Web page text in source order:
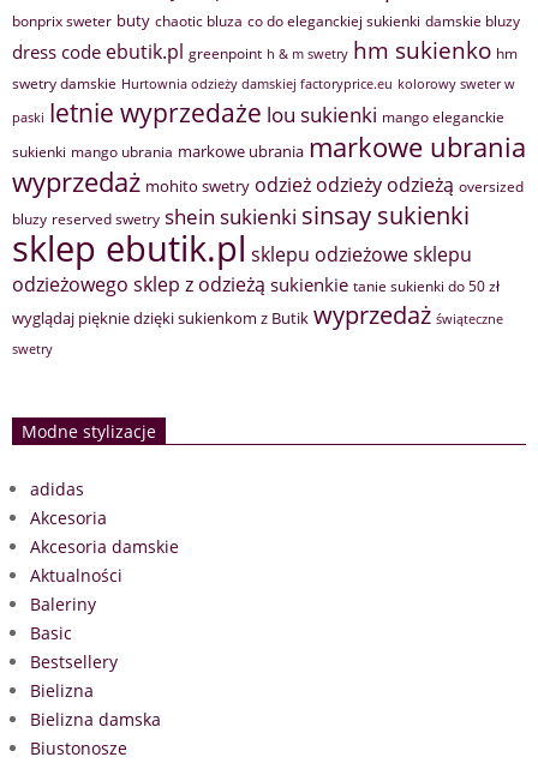
bonprix sweter buty chaotic bluza co do eleganckiej sukienki damskie bluzy
dress code ebutik.pl greenpoint h & m swetry hm sukienko hm
swetry damskie Hurtownia odzieży damskiej factoryprice.eu kolorowy sweter w
paski letnie wyprzedaże lou sukienki mango eleganckie
sukienki mango ubrania markowe ubrania markowe ubrania
wyprzedaż mohito swetry odzież odzieży odzieżą oversized
bluzy reserved swetry shein sukienki sinsay sukienki
sklep ebutik.pl sklepu odzieżowesklepu
odzieżowego sklep z odzieżą sukienkie tanie sukienki do 50 zł
wyglądaj pięknie dzięki sukienkom z Butik wyprzedaż świąteczne
swetry
Modne stylizacje
adidas
Akcesoria
Akcesoria damskie
Aktualności
Baleriny
Basic
Bestsellery
Bielizna
Bielizna damska
Biustonosze